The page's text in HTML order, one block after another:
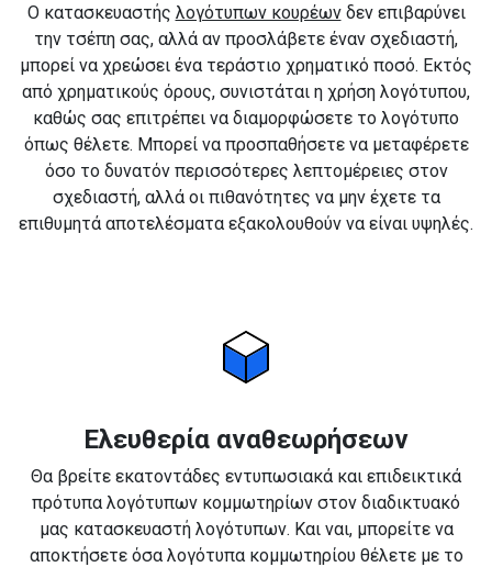
Ο κατασκευαστής λογότυπων κουρέωνδεν επιβαρύνει
την τσέπη σας, αλλά αν προσλάβετε έναν σχεδιαστή,
μπορεί να χρεώσει ένα τεράστιο χρηματικό ποσό. Εκτός
από χρηματικούς όρους, συνιστάται η χρήση λογότυπου,
καθώς σας επιτρέπει να διαμορφώσετε το λογότυπο
όπως θέλετε. Μπορεί να προσπαθήσετε να μεταφέρετε
όσο το δυνατόν περισσότερες λεπτομέρειες στον
σχεδιαστή, αλλά οι πιθανότητες να μην έχετε τα
επιθυμητά αποτελέσματα εξακολουθούν να είναι υψηλές.
Ελευθερία αναθεωρήσεων
Θα βρείτε εκατοντάδες εντυπωσιακά και επιδεικτικά
πρότυπα λογότυπων κομμωτηρίων στον διαδικτυακό
μας κατασκευαστή λογότυπων. Και ναι, μπορείτε να
αποκτήσετε όσα λογότυπα κομμωτηρίου θέλετε με το